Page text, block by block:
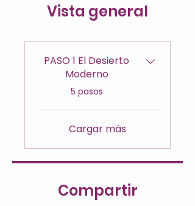
Vista general
PASO 1 El Desierto
Moderno
.
5 pasos
Cargar más
Compartir